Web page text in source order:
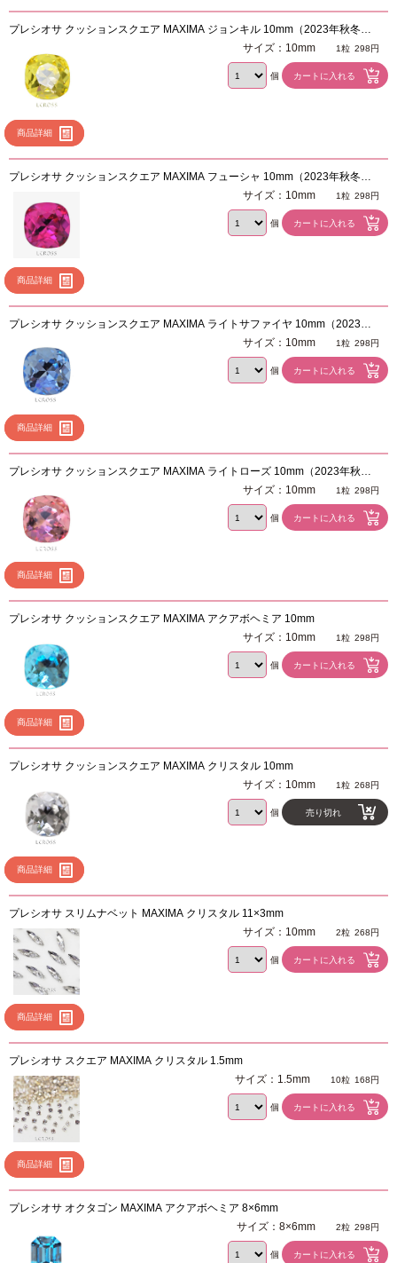
プレシオサ クッションスクエア MAXIMA ジョンキル 10mm（2023年秋冬新
商品詳細
サイズ：10mm 1粒 298円
個
プレシオサ クッションスクエア MAXIMA フューシャ 10mm（2023年秋冬新
商品詳細
サイズ：10mm 1粒 298円
個
プレシオサ クッションスクエア MAXIMA ライトサファイヤ 10mm（2023年
商品詳細
サイズ：10mm 1粒 298円
個
プレシオサ クッションスクエア MAXIMA ライトローズ 10mm（2023年秋冬
商品詳細
サイズ：10mm 1粒 298円
個
プレシオサ クッションスクエア MAXIMA アクアボヘミア 10mm
商品詳細
サイズ：10mm 1粒 298円
個
プレシオサ クッションスクエア MAXIMA クリスタル 10mm
商品詳細
サイズ：10mm 1粒 268円
個 売り切れ
プレシオサ スリムナベット MAXIMA クリスタル 11×3mm
商品詳細
サイズ：10mm 2粒 268円
個
プレシオサ スクエア MAXIMA クリスタル 1.5mm
商品詳細
サイズ：1.5mm 10粒 168円
個
プレシオサ オクタゴン MAXIMA アクアボヘミア 8×6mm
サイズ：8×6mm
2粒 298円
個